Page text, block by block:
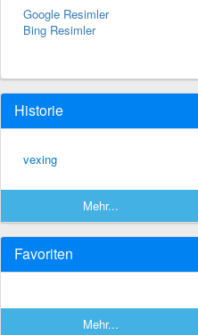
Google Resimler
Bing Resimler
Historie
vexing
Mehr...
Favoriten
Mehr...